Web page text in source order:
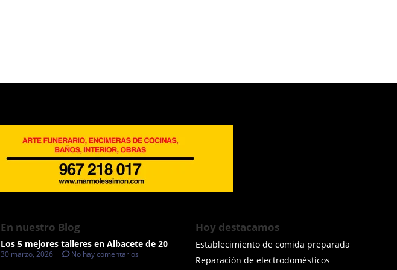
En nuestro Blog
Los 5 mejores talleres en Albacete de 20
30 marzo, 2026 No hay comentarios
Hoy destacamos
Establecimiento de comida preparada
Reparación de electrodomésticos